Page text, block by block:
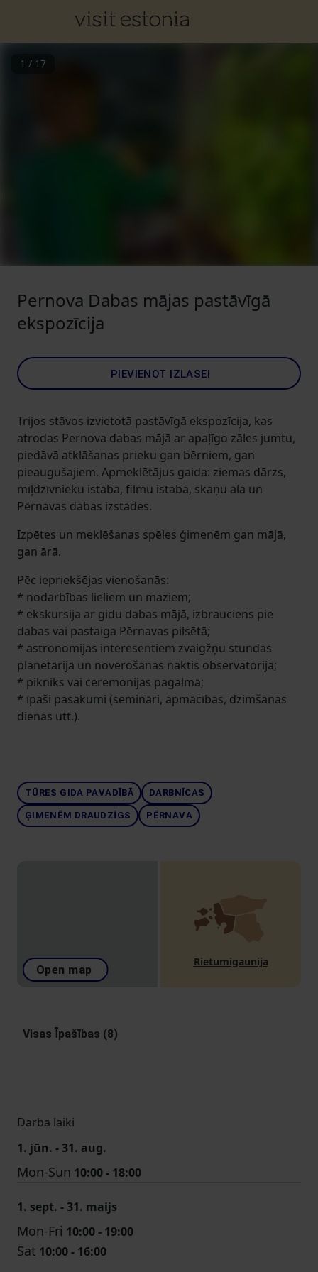
1 / 17
Pernova Dabas mājas pastāvīgā
ekspozīcija
PIEVIENOT IZLASEI
Trijos stāvos izvietotā pastāvīgā ekspozīcija, kas
atrodas Pernova dabas mājā ar apaļīgo zāles jumtu,
piedāvā atklāšanas prieku gan bērniem, gan
pieaugušajiem. Apmeklētājus gaida: ziemas dārzs,
mīļdzīvnieku istaba, filmu istaba, skaņu ala un
Pērnavas dabas izstādes.
Izpētes un meklēšanas spēles ģimenēm gan mājā,
gan ārā.
Pēc iepriekšējas vienošanās:
* nodarbības lieliem un maziem;
* ekskursija ar gidu dabas mājā, izbrauciens pie
dabas vai pastaiga Pērnavas pilsētā;
* astronomijas interesentiem zvaigžņu stundas
planetārijā un novērošanas naktis observatorijā;
* pikniks vai ceremonijas pagalmā;
* īpaši pasākumi (semināri, apmācības, dzimšanas
dienas utt.).
TŪRES GIDA PAVADĪBĀ DARBNĪCAS
ĢIMENĒM DRAUDZĪGS PĒRNAVA
Open map
Rietumigaunija
Visas Īpašības (8)
Darba laiki
1. jūn. - 31. aug.
Mon-Sun 10:00 - 18:00
1. sept. - 31. maijs
Mon-Fri 10:00 - 19:00
Sat 10:00 - 16:00